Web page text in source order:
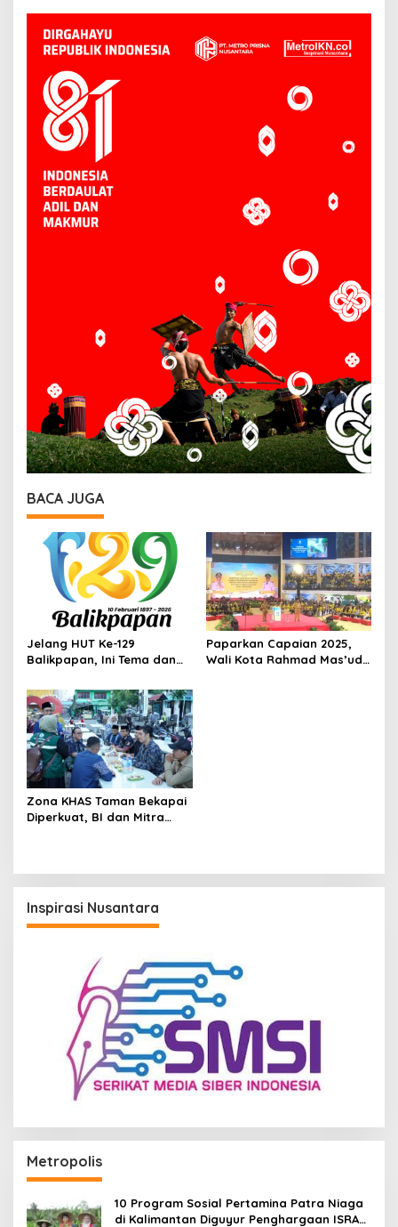
Dikelola Baik
BACA JUGA
Jelang HUT Ke-129
Balikpapan, Ini Tema dan
Rahmad Mas’ud
Paparkan Capaian 2025,
Wali Kota Rahmad Mas’ud
Zona KHAS Taman Bekapai
Diperkuat, BI dan Mitra
Inspirasi Nusantara
Metropolis
10 Program Sosial Pertamina Patra Niaga
di Kalimantan Diguyur Penghargaan ISRA